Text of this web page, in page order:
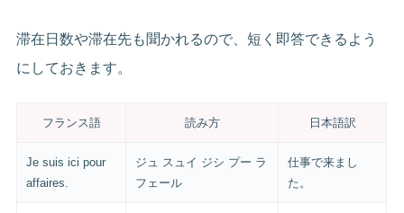
滞在日数や滞在先も聞かれるので、短く即答できるよう
にしておきます。
フランス語 読み方 日本語訳
Je suis ici pour
affaires.
ジュ スュイ ジシ プー ラ
フェール
仕事で来まし
た。